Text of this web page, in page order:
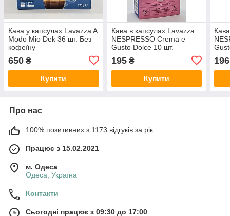
Кава у капсулах Lavazza A
Modo Mio Dek 36 шт. Без
кофеїну
650 ₴
Купити
Кава в капсулах Lavazza
NESPRESSO Crema e
Gusto Dolce 10 шт.
195₴
Купити
196
Про нас
100% позитивних з 1173 відгуків за рік
Працює з 15.02.2021
м. Одеса
Одеса, Україна
Контакти
Сьогодні працює з 09:30 до 17:00